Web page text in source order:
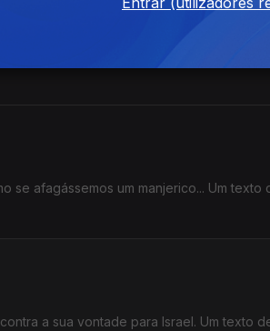
escritor tenta publicar o seu
se afagássemos um manjerico... Um texto
a sua vontade para Israel. Um texto